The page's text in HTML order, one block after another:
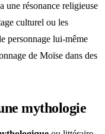
une résonance religieuse
culturel ou les
personnage lui-même
de Moïse dans des
mythologie